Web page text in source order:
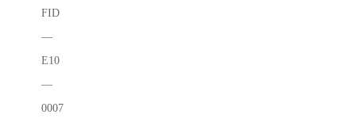
FID
—
E10
—
0007